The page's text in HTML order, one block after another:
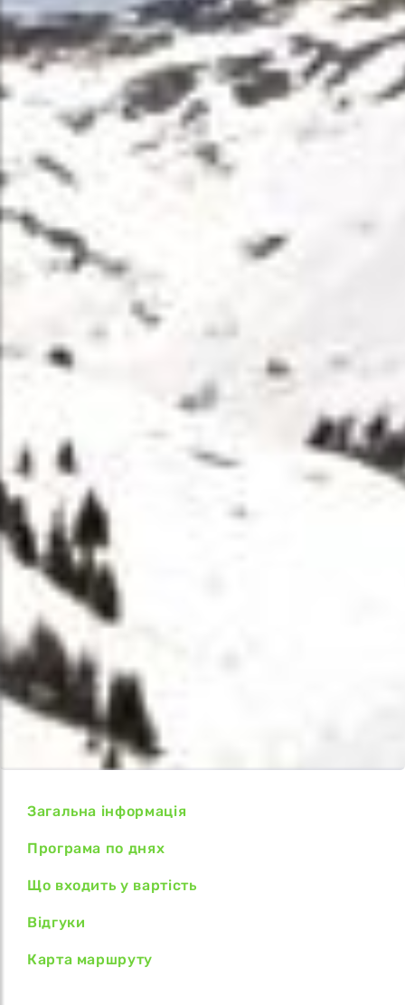
Загальна інформація
Програма по днях
Що входить у вартість
Відгуки
Карта маршруту